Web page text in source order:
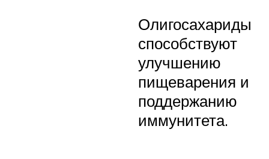
Олигосахариды
способствуют
улучшению
пищеварения и
поддержанию
иммунитета.